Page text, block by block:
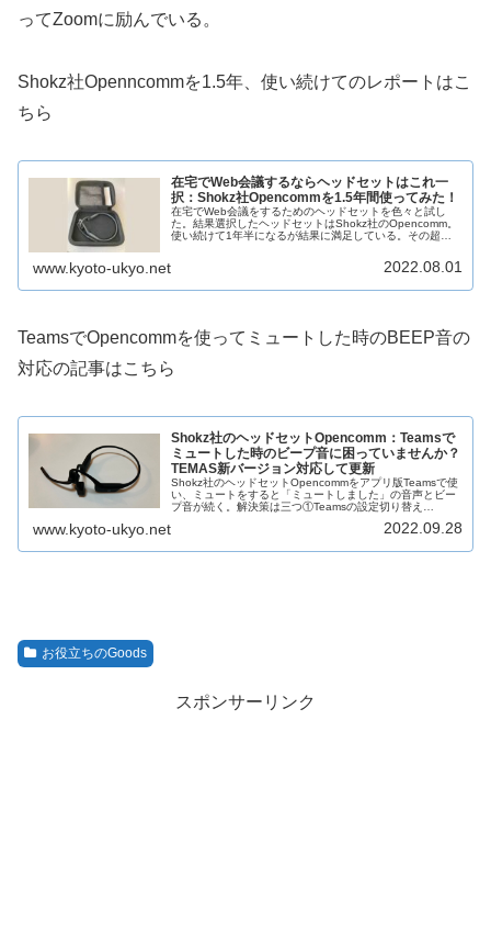
ってZoomに励んでいる。
Shokz社Openncommを1.5年、使い続けてのレポートはこ
ちら
在宅でWeb会議するならヘッドセットはこれ一
択：Shokz社Opencommを1.5年間使ってみた！
在宅でWeb会議をするためのヘッドセットを色々と試し
た。結果選択したヘッドセットはShokz社のOpencomm。
使い続けて1年半になるが結果に満足している。その超指
www.kyoto-ukyo.net 2022.08.01
TeamsでOpencommを使ってミュートした時のBEEP音の
対応の記事はこちら
Shokz社のヘッドセットOpencomm：Teamsで
ミュートした時のビープ音に困っていませんか？
TEMAS新バージョン対応して更新
Shokz社のヘッドセットOpencommをアプリ版Teamsで使
い、ミュートをすると「ミュートしました」の音声とビー
プ音が続く。解決策は三つ①Teamsの設定切り替え
www.kyoto-ukyo.net 2022.09.28
お役立ちのGoods
スポンサーリンク